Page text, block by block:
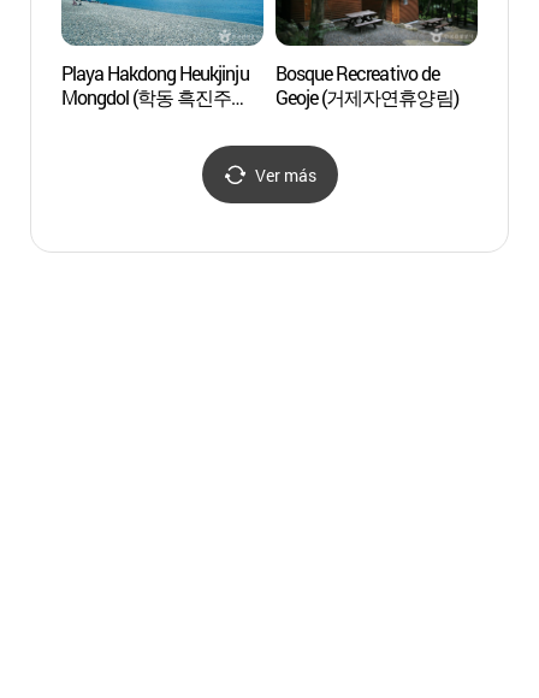
Playa Hakdong Heukjinju
Mongdol (학동 흑진주
Bosque Recreativo de
Geoje (거제자연휴양림)
Ver más